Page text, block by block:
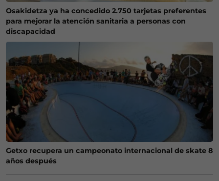
Osakidetza ya ha concedido 2.750 tarjetas preferentes
para mejorar la atención sanitaria a personas con
discapacidad
Getxo recupera un campeonato internacional de skate 8
años después